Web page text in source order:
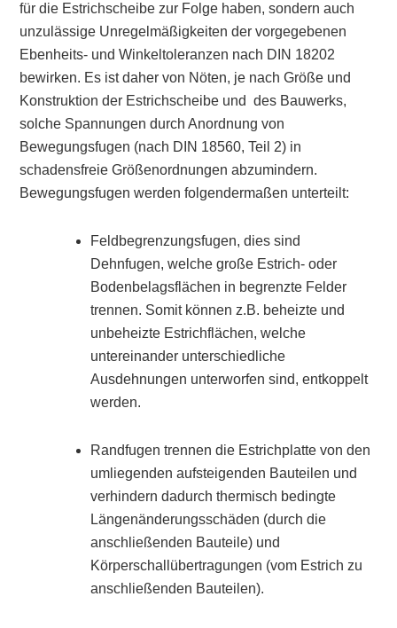
für die Estrichscheibe zur Folge haben, sondern auch
unzulässige Unregelmäßigkeiten der vorgegebenen
Ebenheits- und Winkeltoleranzen nach DIN 18202
bewirken. Es ist daher von Nöten, je nach Größe und
Konstruktion der Estrichscheibe und des Bauwerks,
solche Spannungen durch Anordnung von
Bewegungsfugen (nach DIN 18560, Teil 2) in
schadensfreie Größenordnungen abzumindern.
Bewegungsfugen werden folgendermaßen unterteilt:
Feldbegrenzungsfugen, dies sind
Dehnfugen, welche große Estrich- oder
Bodenbelagsflächen in begrenzte Felder
trennen. Somit können z.B. beheizte und
unbeheizte Estrichflächen, welche
untereinander unterschiedliche
Ausdehnungen unterworfen sind, entkoppelt
werden.
Randfugen trennen die Estrichplatte von den
umliegenden aufsteigenden Bauteilen und
verhindern dadurch thermisch bedingte
Längenänderungsschäden (durch die
anschließenden Bauteile) und
Körperschallübertragungen (vom Estrich zu
anschließenden Bauteilen).